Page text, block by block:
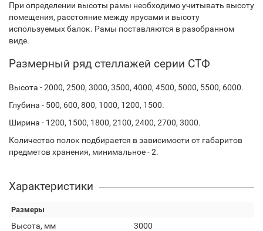
При определении высоты рамы необходимо учитывать высоту
помещения, расстояние между ярусами и высоту
используемых балок. Рамы поставляются в разобранном
виде.
Размерный ряд стеллажей серии СТФ
Высота - 2000, 2500, 3000, 3500, 4000, 4500, 5000, 5500, 6000.
Глубина - 500, 600, 800, 1000, 1200, 1500.
Ширина - 1200, 1500, 1800, 2100, 2400, 2700, 3000.
Количество полок подбирается в зависимости от габаритов
предметов хранения, минимальное - 2.
Характеристики
Размеры
Высота, мм
3000